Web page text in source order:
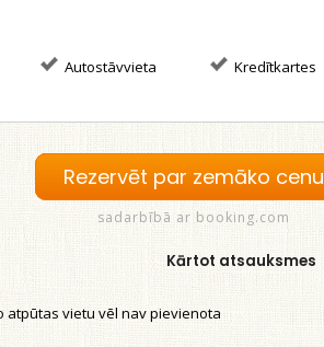
Autostāvvieta Kredītkartes
Rezervēt par zemāko cenu
sadarbībā ar booking.com
Kārtot atsauksmes
atpūtas vietu vēl nav pievienota